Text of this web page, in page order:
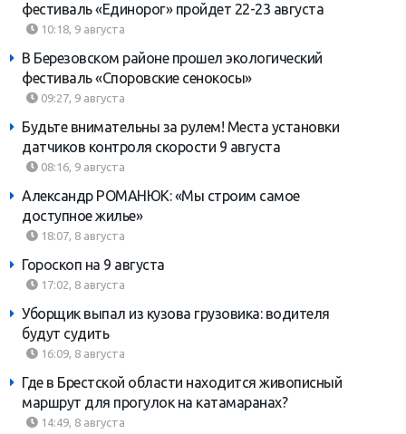
фестиваль «Единорог» пройдет 22-23 августа
10:18, 9 августа
В Березовском районе прошел экологический
фестиваль «Споровские сенокосы»
09:27, 9 августа
Будьте внимательны за рулем! Места установки
датчиков контроля скорости 9 августа
08:16, 9 августа
Александр РОМАНЮК: «Мы строим самое
доступное жилье»
18:07, 8 августа
Гороскоп на 9 августа
17:02, 8 августа
Уборщик выпал из кузова грузовика: водителя
будут судить
16:09, 8 августа
Где в Брестской области находится живописный
маршрут для прогулок на катамаранах?
14:49, 8 августа